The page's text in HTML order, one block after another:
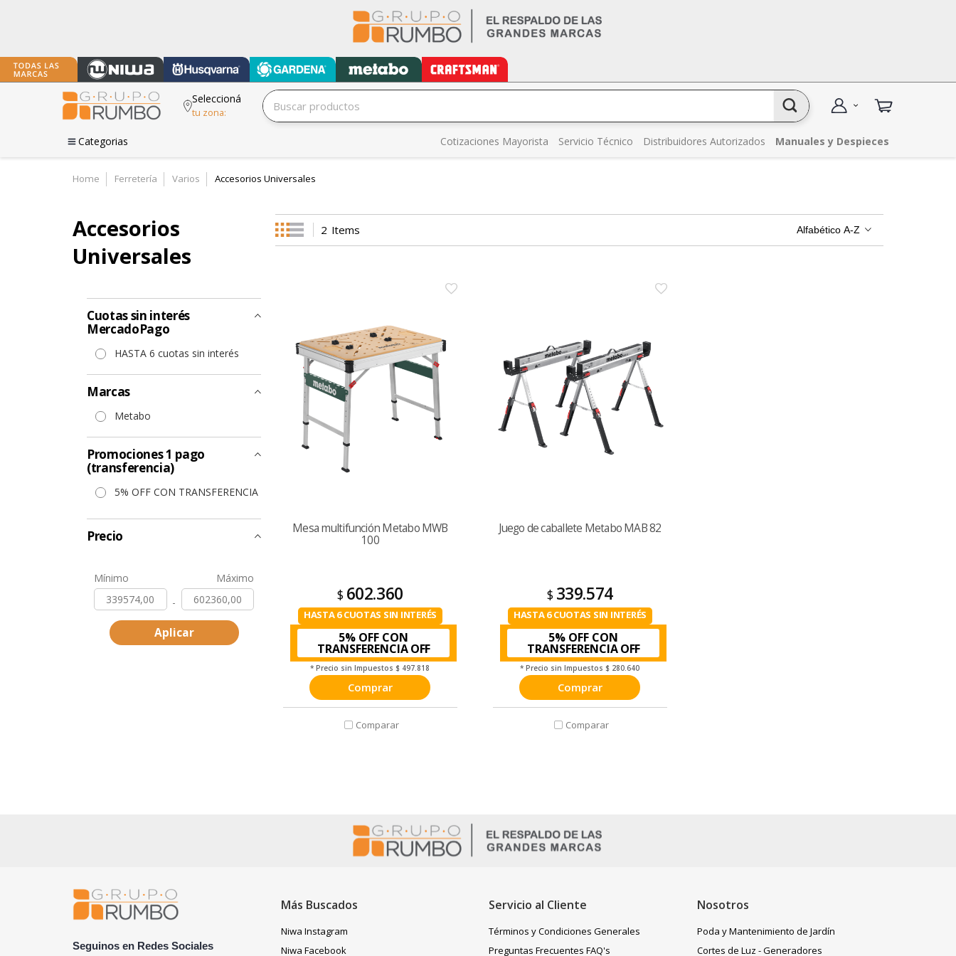
Seleccioná
tu zona:
Categorias Cotizaciones Mayorista Servicio Técnico Distribuidores Autorizados Manuales y Despieces
Home Ferretería Varios Accesorios Universales
Accesorios
Universales
Cuotas sin interés
MercadoPago
HASTA 6 cuotas sin interés
Marcas
Metabo
Promociones 1 pago
(transferencia)
5% OFF CON TRANSFERENCIA
Precio
Mínimo
Máximo
-
Alfabético A-Z
2 Items
Mesa multifunción Metabo MWB
100
$ 602.360
HASTA 6 CUOTAS SIN INTERÉS
5% OFF CON
TRANSFERENCIA
* Precio sin Impuestos $ 497.818
Comprar
Juego de caballete Metabo MAB 82
$ 339.574
HASTA 6 CUOTAS SIN INTERÉS
5% OFF CON
TRANSFERENCIA
* Precio sin Impuestos $ 280.640
Comprar
Seguinos en Redes Sociales
Más Buscados
Niwa Instagram
Niwa Facebook
Servicio al Cliente
Términos y Condiciones Generales
Preguntas Frecuentes FAQ's
Nosotros
Poda y Mantenimiento de Jardín
Cortes de Luz - Generadores